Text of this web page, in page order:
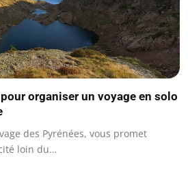
organiser un voyage en solo
des Pyrénées, vous promet
loin du…